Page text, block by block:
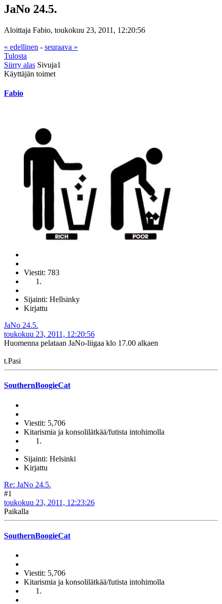
JaNo 24.5.
Aloittaja Fabio, toukokuu 23, 2011, 12:20:56
« edellinen - seuraava »
Tulosta
Siirry alas Sivuja1
Käyttäjän toimet
Fabio
Viestit: 783
Sijainti: Hellsinky
Kirjattu
JaNo 24.5.
toukokuu 23, 2011, 12:20:56
Huomenna pelataan JaNo-liigaa klo 17.00 alkaen
t.Pasi
SouthernBoogieCat
Viestit: 5,706
Kitarismia ja konsolilätkää/futista intohimolla
Sijainti: Helsinki
Kirjattu
Re: JaNo 24.5.
#1
toukokuu 23, 2011, 12:23:26
Paikalla
SouthernBoogieCat
Viestit: 5,706
Kitarismia ja konsolilätkää/futista intohimolla